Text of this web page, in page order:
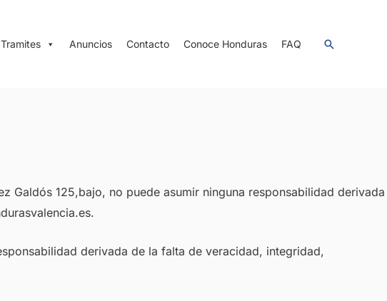
Tramites Anuncios Contacto Conoce Honduras FAQ
Galdós 125,bajo, no puede asumir ninguna responsabilidad derivada
derivada de la falta de veracidad, integridad,